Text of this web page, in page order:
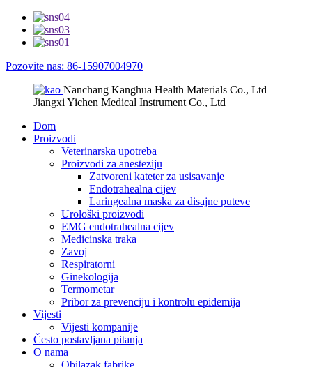
Pozovite nas: 86-15907004970
Nanchang Kanghua Health Materials Co., Ltd
Jiangxi Yichen Medical Instrument Co., Ltd
Dom
Proizvodi
Veterinarska upotreba
Proizvodi za anesteziju
Zatvoreni kateter za usisavanje
Endotrahealna cijev
Laringealna maska ​​za disajne puteve
Urološki proizvodi
EMG endotrahealna cijev
Medicinska traka
Zavoj
Respiratorni
Ginekologija
Termometar
Pribor za prevenciju i kontrolu epidemija
Vijesti
Vijesti kompanije
Često postavljana pitanja
O nama
Obilazak fabrike